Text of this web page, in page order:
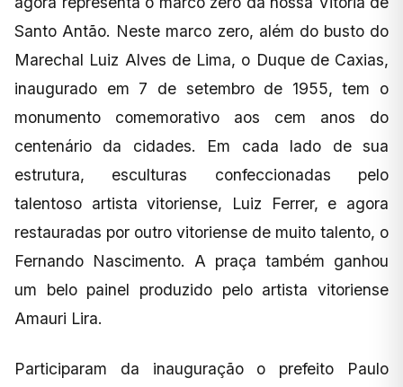
Santo Antão. Neste marco zero, além do busto do
Marechal Luiz Alves de Lima, o Duque de Caxias,
inaugurado em 7 de setembro de 1955, tem o
monumento comemorativo aos cem anos do
centenário da cidades. Em cada lado de sua
estrutura, esculturas confeccionadas pelo
talentoso artista vitoriense, Luiz Ferrer, e agora
restauradas por outro vitoriense de muito talento, o
Fernando Nascimento. A praça também ganhou
um belo painel produzido pelo artista vitoriense
Amauri Lira.
Participaram da inauguração o prefeito Paulo